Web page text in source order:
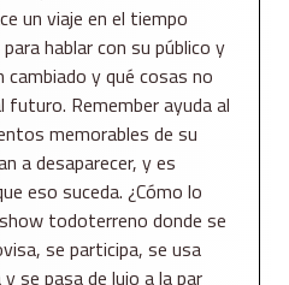
un viaje en el tiempo
hablar con su público y
y qué cosas no
futuro. Remember ayuda al
memorables de su
a desaparecer, y es
eso suceda. ¿Cómo lo
todoterreno donde se
se participa, se usa
se pasa de lujo a la par